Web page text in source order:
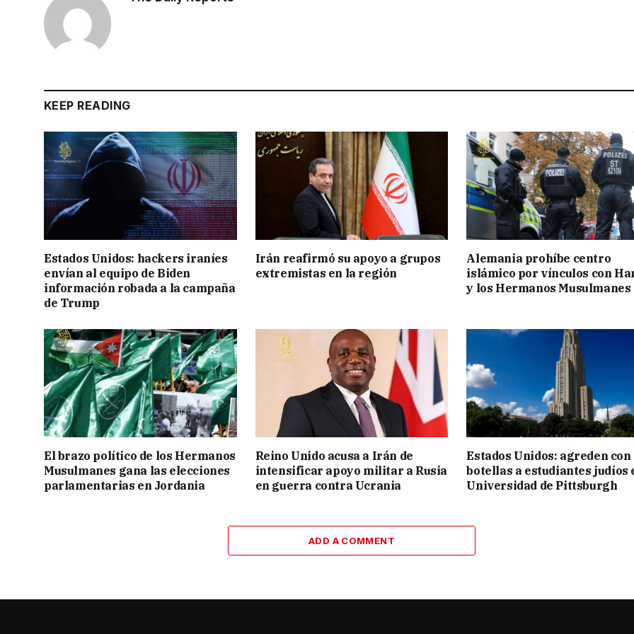
KEEP READING
Estados Unidos: hackers iraníes
envían al equipo de Biden
información robada a la campaña
de Trump
Irán reafirmó su apoyo a grupos
extremistas en la región
Alemania prohíbe centro
islámico por vínculos con
y los Hermanos Musulmanes
El brazo político de los Hermanos
Musulmanes gana las elecciones
parlamentarias en Jordania
Reino Unido acusa a Irán de
intensificar apoyo militar a Rusia
en guerra contra Ucrania
Estados Unidos: agreden con
botellas a estudiantes judíos
Universidad de Pittsburgh
ADD A COMMENT